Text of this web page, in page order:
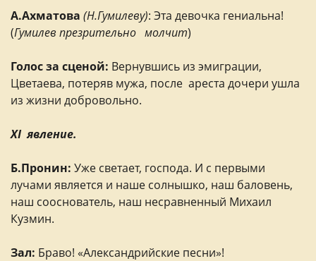
А.Ахматова (Н.Гумилеву): Эта девочка гениальна!
(Гумилев презрительно молчит)
Голос за сценой: Вернувшись из эмиграции,
Цветаева, потеряв мужа, после ареста дочери ушла
из жизни добровольно.
XI явление.
Б.Пронин: Уже светает, господа. И с первыми
лучами является и наше солнышко, наш баловень,
наш сооснователь, наш несравненный Михаил
Кузмин.
Зал: Браво! «Александрийские песни»!